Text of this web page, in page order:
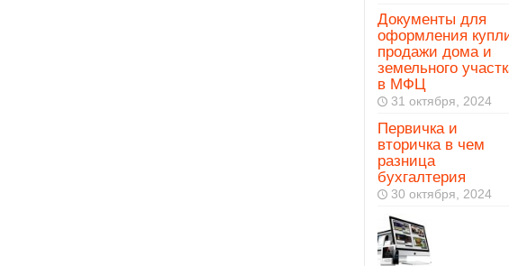
Документы для
оформления
продажи дома и
земельного
в МФЦ
31 октября, 2024
Первичка и
вторичка в чем
разница
бухгалтерия
30 октября, 2024